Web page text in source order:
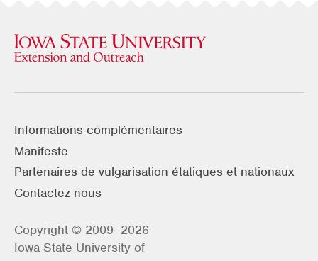
Informations complémentaires
Manifeste
Partenaires de vulgarisation étatiques et nationaux
Contactez-nous
Copyright © 2009–2026
Iowa State University of